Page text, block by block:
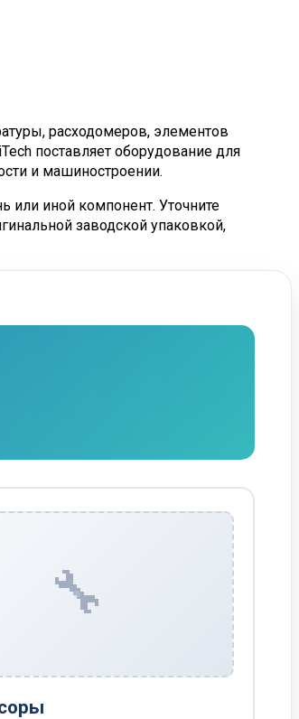
расходомеров, элементов
поставляет оборудование для
и машиностроении.
или иной компонент. Уточните
заводской упаковкой,
🔧